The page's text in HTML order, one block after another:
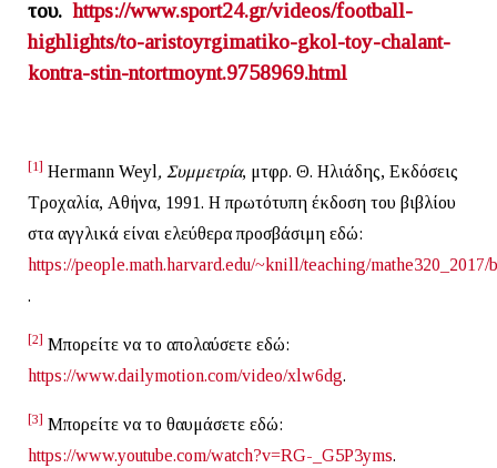
του.https://www.sport24.gr/videos/football-
highlights/to-aristoyrgimatiko-gkol-toy-chalant-
kontra-stin-ntortmoynt.9758969.html
[1] Hermann Weyl , Συμμετρία, μτφρ. Θ. Ηλιάδης, Εκδόσεις
Τροχαλία, Αθήνα, 1991. Η πρωτότυπη έκδοση του βιβλίου
στα αγγλικά είναι ελεύθερα προσβάσιμη εδώ:
https://people.math.harvard.edu/~knill/teaching/
.
[2] Μπορείτε να το απολαύσετε εδώ:
https://www.dailymotion.com/video/xlw6dg.
[3] Μπορείτε να το θαυμάσετε εδώ:
https://www.youtube.com/watch?v=RG-_G5P3yms.